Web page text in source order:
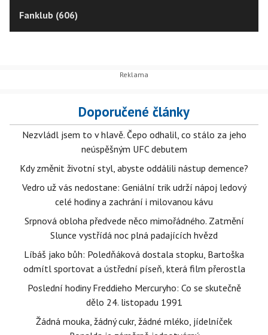
Fanklub (606)
Doporučené články
Nezvládl jsem to v hlavě. Čepo odhalil, co stálo za jeho
neúspěšným UFC debutem
Kdy změnit životní styl, abyste oddálili nástup demence?
Vedro už vás nedostane: Geniální trik udrží nápoj ledový
celé hodiny a zachrání i milovanou kávu
Srpnová obloha předvede něco mimořádného. Zatmění
Slunce vystřídá noc plná padajících hvězd
Líbáš jako bůh: Poledňáková dostala stopku, Bartoška
odmítl sportovat a ústřední píseň, která film přerostla
Poslední hodiny Freddieho Mercuryho: Co se skutečně
dělo 24. listopadu 1991
Žádná mouka, žádný cukr, žádné mléko, jídelníček